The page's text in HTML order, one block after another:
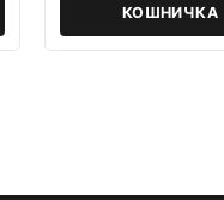
КОШНИЧКА